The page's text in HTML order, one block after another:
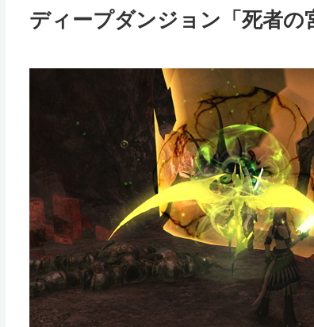
ディープダンジョン「死者の